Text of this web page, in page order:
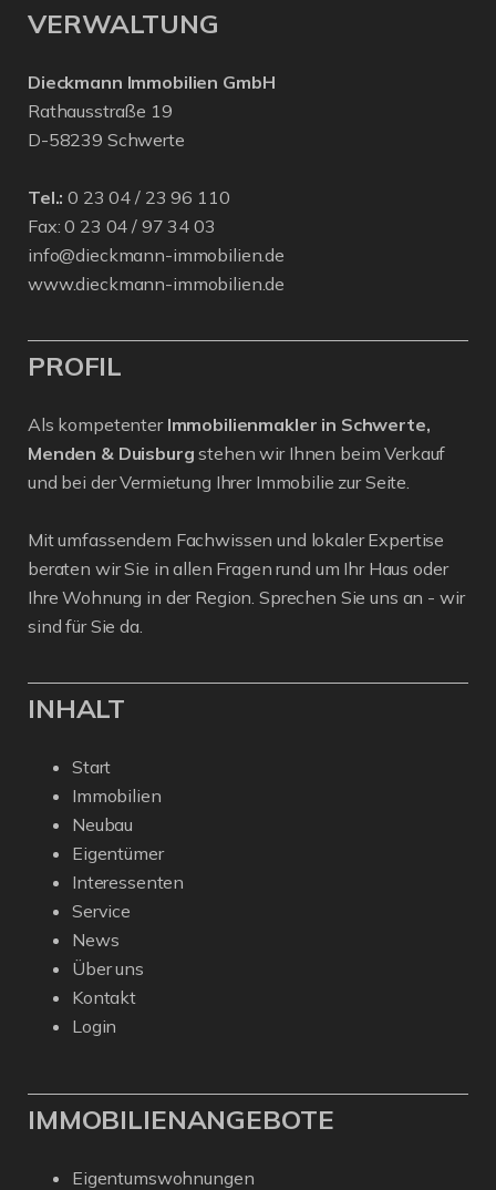
VERWALTUNG
Dieckmann Immobilien GmbH
Rathausstraße 19
D-58239 Schwerte
Tel.: 0 23 04 / 23 96 110
Fax: 0 23 04 / 97 34 03
info@dieckmann-immobilien.de
www.dieckmann-immobilien.de
PROFIL
Als kompetenter Immobilienmakler in Schwerte,
Menden & Duisburg stehen wir Ihnen beim Verkauf
und bei der Vermietung Ihrer Immobilie zur Seite.
Mit umfassendem Fachwissen und lokaler Expertise
beraten wir Sie in allen Fragen rund um Ihr Haus oder
Ihre Wohnung in der Region. Sprechen Sie uns an - wir
sind für Sie da.
INHALT
Start
Immobilien
Neubau
Eigentümer
Interessenten
Service
News
Über uns
Kontakt
Login
IMMOBILIENANGEBOTE
Eigentumswohnungen